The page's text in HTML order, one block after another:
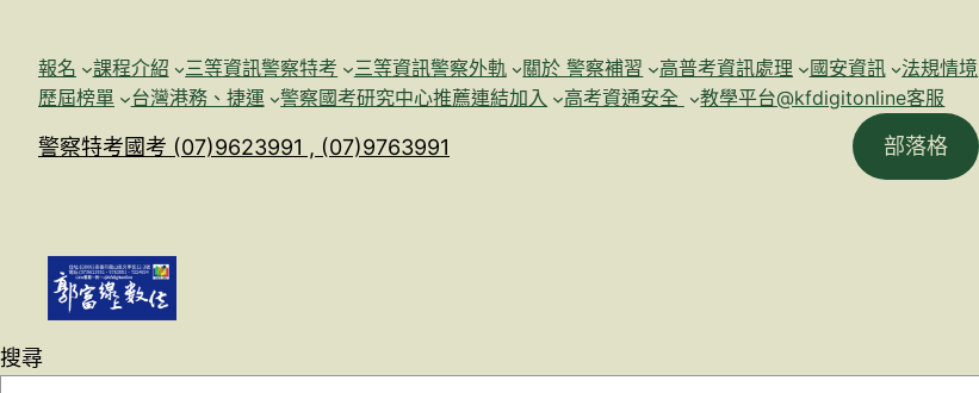
報名 課程介紹 三等資訊警察特考 三等資訊警察外軌 關於 警察補習 高普考資訊處理 國安資訊 法規情境
歷屆榜單
台灣港務、捷運 警察國考研究中心推薦連結加入 高考資通安全 教學平台@kfdigitonline客服
警察特考國考 (07)9623991 , (07)9763991 部落格
搜尋